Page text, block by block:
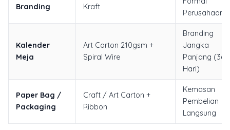
Branding
Kraft
Perusahaan
Kalender
Meja
Art Carton 210gsm +
Spiral Wire
Branding
Jangka
Panjang (365
Hari)
Paper Bag /
Packaging
Craft / Art Carton +
Ribbon
Kemasan
Pembelian
Langsung